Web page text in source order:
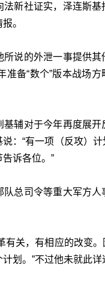
法新社证实，泽连斯基
。
所说的外泄一事提供其
准备“数个”版本战场
基辅对于今年再度展开
：“有一项（反攻）
诉各位。”
队总司令等重大军方人
有关，有相应的改变
划。”不过他未就此详